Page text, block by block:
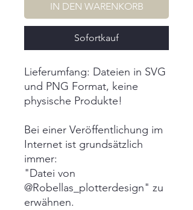
IN DEN WARENKORB
Sofortkauf
Lieferumfang: Dateien in SVG
und PNG Format, keine
physische Produkte!
Bei einer Veröffentlichung im
Internet ist grundsätzlich
immer:
"Datei von
@Robellas_plotterdesign" zu
erwähnen.